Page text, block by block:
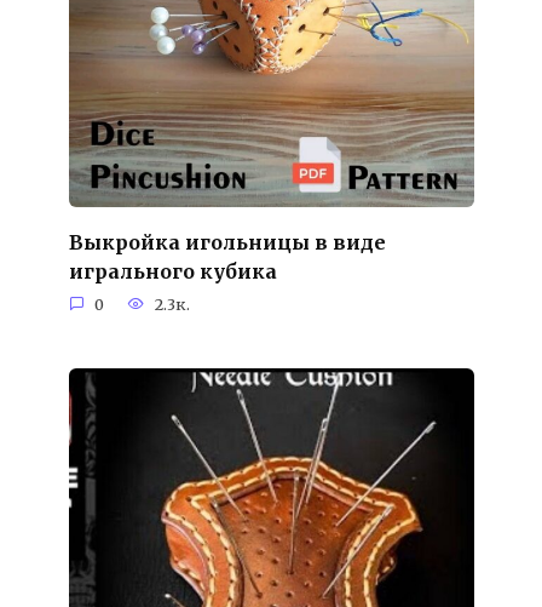
Выкройка игольницы в виде
игрального кубика
0 2.3к.